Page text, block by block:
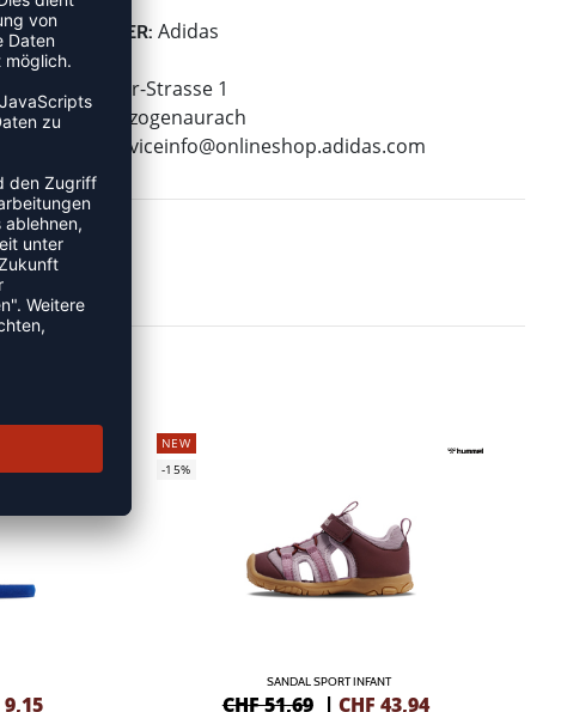
HERSTELLER: Adidas
adidas AG
Adi-Dassler-Strasse 1
91074 Herzogenaurach
serviceinfo@onlineshop.adidas.com
9,15
NEW
-15%
SANDAL SPORT INFANT
CHF 51,69 | CHF 43,94